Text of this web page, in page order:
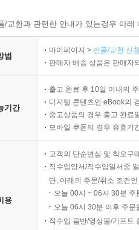
교환과 관련한 안내가 있는경우 아
법
마이페이지 > 반품/교환 신
판매자 배송 상품은 판매자
기간
출고 완료 후 10일 이내의
디지털 콘텐츠인 eBook의
중고상품의 경우 출고 완료
모바일 쿠폰의 경우 유효기
용
고객의 단순변심 및 착오구
직수입양서/직수입일서중
단, 아래의 주문/취소 조건
오늘 00시 ~ 06시 30분
오늘 06시 30분 이후 주
직수입 음반/영상물/기프트